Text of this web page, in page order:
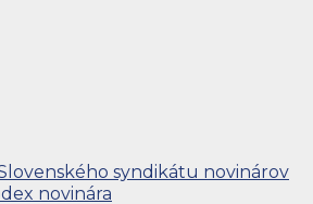
syndikátu novinárov
novinára